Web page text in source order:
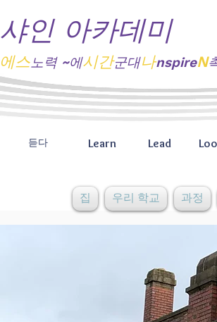
샤인 아카데미
에스노력 ~에시간군대나nspireN
듣다 Learn Lead
집 우리 학교 과정